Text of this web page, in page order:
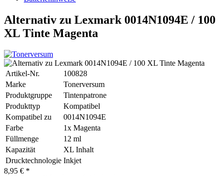
Alternativ zu Lexmark 0014N1094E / 100
XL Tinte Magenta
Artikel-Nr.
100828
Marke
Tonerversum
Produktgruppe
Tintenpatrone
Produkttyp
Kompatibel
Kompatibel zu
0014N1094E
Farbe
1x Magenta
Füllmenge
12 ml
Kapazität
XL Inhalt
Drucktechnologie Inkjet
8,95 € *